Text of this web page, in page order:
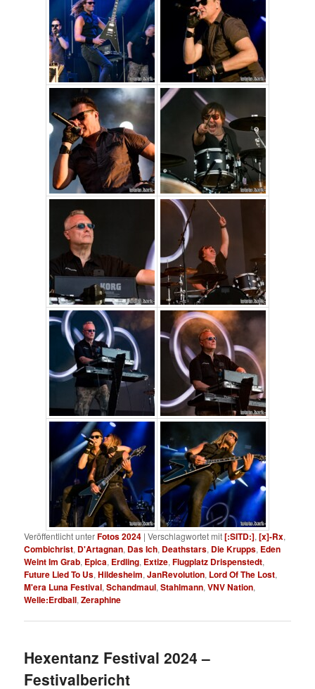
Veröffentlicht unterFotos 2024 |Verschlagwortet mit[:SITD:],[x]-Rx,
Combichrist, D'Artagnan, Das Ich, Deathstars, Die Krupps, Eden
Weint Im Grab, Epica, Erdling, Extize,Flugplatz Drispenstedt,
Future Lied To Us,Hildesheim,JanRevolution, Lord Of The Lost,
M'era Luna Festival,Schandmaul,Stahlmann,VNV Nation,
Welle:Erdball,Zeraphine
Hexentanz Festival 2024 –
Festivalbericht